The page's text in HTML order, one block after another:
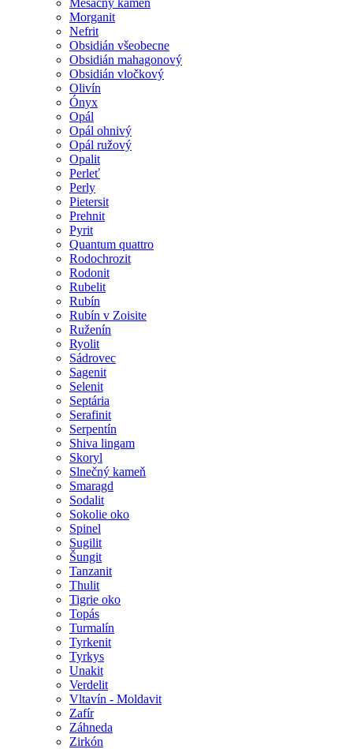
Morganit
Nefrit
Obsidián všeobecne
Obsidián mahagonový
Obsidián vločkový
Olivín
Ónyx
Opál
Opál ohnivý
Opál ružový
Opalit
Perleť
Perly
Pietersit
Prehnit
Pyrit
Quantum quattro
Rodochrozit
Rodonit
Rubelit
Rubín
Rubín v Zoisite
Ruženín
Ryolit
Sádrovec
Sagenit
Selenit
Septária
Serafinit
Serpentín
Shiva lingam
Skoryl
Slnečný kameň
Smaragd
Sodalit
Sokolie oko
Spinel
Sugilit
Šungit
Tanzanit
Thulit
Tigrie oko
Topás
Turmalín
Tyrkenit
Tyrkys
Unakit
Verdelit
Vltavín - Moldavit
Zafír
Záhneda
Zirkón